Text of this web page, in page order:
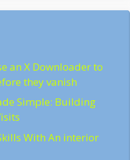
an X Downloader to
they vanish
Simple: Building
With An interior